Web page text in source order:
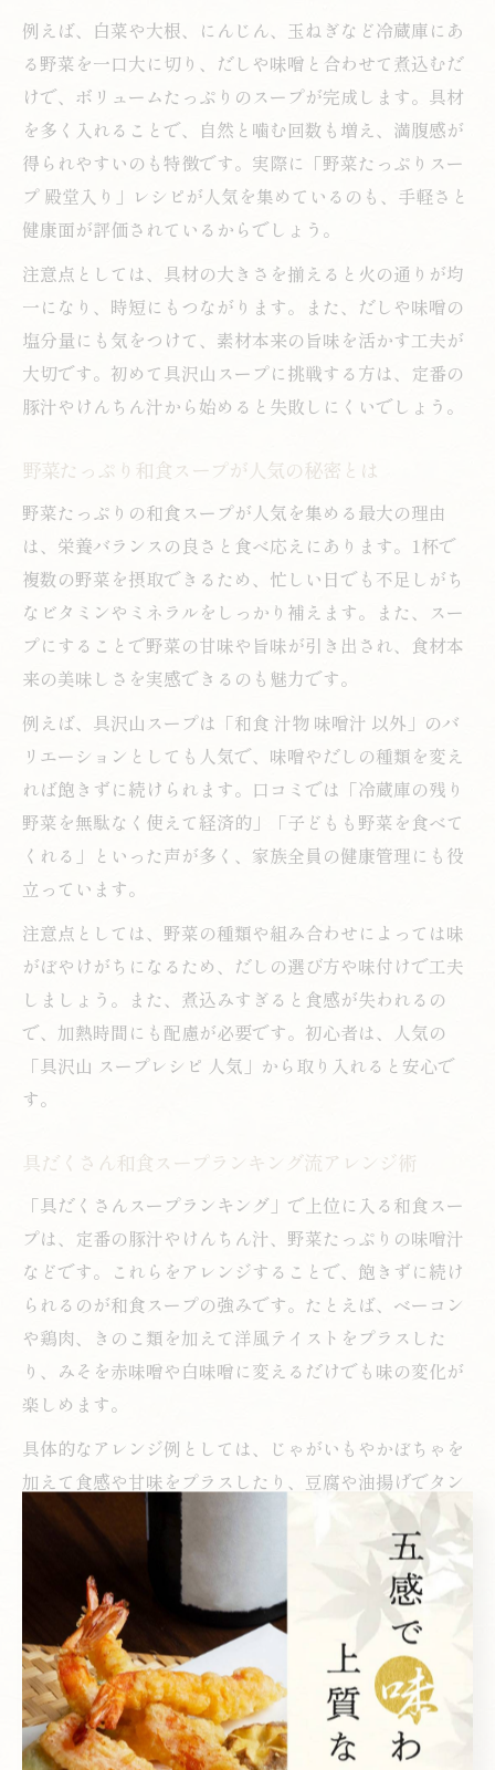
例えば、白菜や大根、にんじん、玉ねぎなど冷蔵庫にあ
る野菜を一口大に切り、だしや味噌と合わせて煮込むだ
けで、ボリュームたっぷりのスープが完成します。具材
を多く入れることで、自然と噛む回数も増え、満腹感が
得られやすいのも特徴です。実際に「野菜たっぷりスー
プ 殿堂入り」レシピが人気を集めているのも、手軽さと
健康面が評価されているからでしょう。
注意点としては、具材の大きさを揃えると火の通りが均
一になり、時短にもつながります。また、だしや味噌の
塩分量にも気をつけて、素材本来の旨味を活かす工夫が
大切です。初めて具沢山スープに挑戦する方は、定番の
豚汁やけんちん汁から始めると失敗しにくいでしょう。
野菜たっぷり和食スープが人気の秘密とは
野菜たっぷりの和食スープが人気を集める最大の理由
は、栄養バランスの良さと食べ応えにあります。1杯で
複数の野菜を摂取できるため、忙しい日でも不足しがち
なビタミンやミネラルをしっかり補えます。また、スー
プにすることで野菜の甘味や旨味が引き出され、食材本
来の美味しさを実感できるのも魅力です。
例えば、具沢山スープは「和食 汁物 味噌汁 以外」のバ
リエーションとしても人気で、味噌やだしの種類を変え
れば飽きずに続けられます。口コミでは「冷蔵庫の残り
野菜を無駄なく使えて経済的」「子どもも野菜を食べて
くれる」といった声が多く、家族全員の健康管理にも役
立っています。
注意点としては、野菜の種類や組み合わせによっては味
がぼやけがちになるため、だしの選び方や味付けで工夫
しましょう。また、煮込みすぎると食感が失われるの
で、加熱時間にも配慮が必要です。初心者は、人気の
「具沢山 スープレシピ 人気」から取り入れると安心で
す。
具だくさん和食スープランキング流アレンジ術
「具だくさんスープランキング」で上位に入る和食スー
プは、定番の豚汁やけんちん汁、野菜たっぷりの味噌汁
などです。これらをアレンジすることで、飽きずに続け
られるのが和食スープの強みです。たとえば、ベーコン
や鶏肉、きのこ類を加えて洋風テイストをプラスした
り、みそを赤味噌や白味噌に変えるだけでも味の変化が
楽しめます。
具体的なアレンジ例としては、じゃがいもやかぼちゃを
加えて食感や甘味をプラスしたり、豆腐や油揚げでタン
パク質を補ったりする方法があります。また、調理時間
を短縮したい場合は、カット野菜や冷凍野菜を活用する
のもおすすめです。
アレンジの際の注意点は、具材の加熱時間や味付けの濃
さに注意することです。特に複数の具材を使う場合は、
火の通りやすいものから順番に加えると失敗しにくいで
す。人気の「具沢山 スープ つくれぽ 1000」レシピを参
考にすると、初心者でも美味しく仕上げることができま